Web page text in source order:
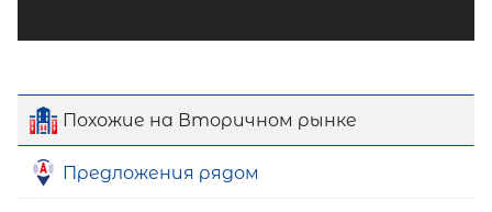
Похожие на Вторичном рынке
Предложения рядом